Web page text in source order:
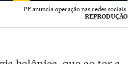
PF anuncia operação nas redes sociais.
REPRODUÇÃO